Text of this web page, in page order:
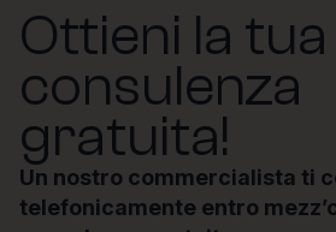
Ottieni la tua
consulenza
gratuita!
Un nostro commercialista ti
telefonicamente entro